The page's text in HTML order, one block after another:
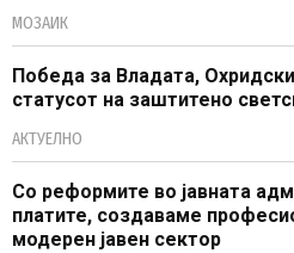
МОЗАИК
Победа за Владата,
статусот на заштитено
АКТУЕЛНО
Со реформите во јавната
платите, создаваме
модерен јавен сектор